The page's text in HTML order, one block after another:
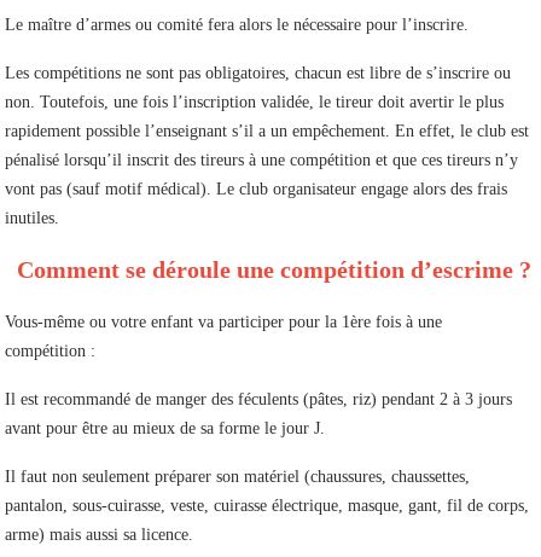
Le maître d’armes ou comité fera alors le nécessaire pour l’inscrire.
Les compétitions ne sont pas obligatoires, chacun est libre de s’inscrire ou
non. Toutefois, une fois l’inscription validée, le tireur doit avertir le plus
rapidement possible l’enseignant s’il a un empêchement. En effet, le club est
pénalisé lorsqu’il inscrit des tireurs à une compétition et que ces tireurs n’y
vont pas (sauf motif médical). Le club organisateur engage alors des frais
inutiles.
Comment se déroule une compétition d’escrime ?
Vous-même ou votre enfant va participer pour la 1ère fois à une
compétition :
Il est recommandé de manger des féculents (pâtes, riz) pendant 2 à 3 jours
avant pour être au mieux de sa forme le jour J.
Il faut non seulement préparer son matériel (chaussures, chaussettes,
pantalon, sous-cuirasse, veste, cuirasse électrique, masque, gant, fil de corps,
arme) mais aussi sa licence.